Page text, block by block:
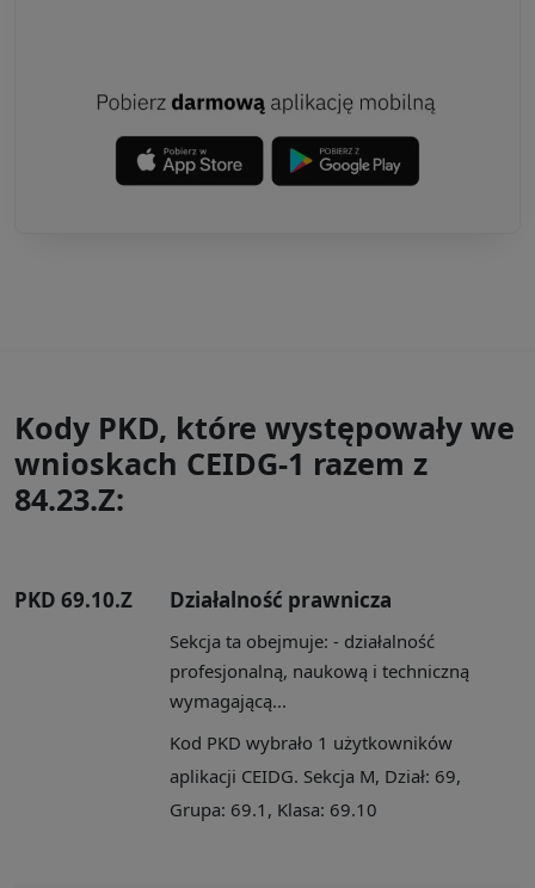
Kody PKD, które występowały we
wnioskach CEIDG-1 razem z
84.23.Z:
PKD 69.10.Z Działalność prawnicza
Sekcja ta obejmuje: - działalność
profesjonalną, naukową i techniczną
wymagającą...
Kod PKD wybrało 1 użytkowników
aplikacji CEIDG. Sekcja M, Dział: 69,
Grupa: 69.1, Klasa: 69.10